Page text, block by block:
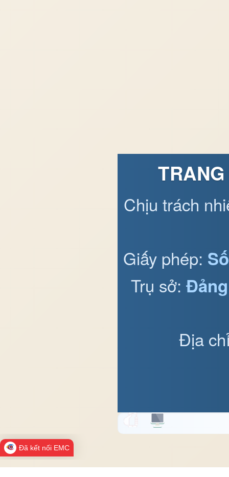
Chịu trách
Giấy phép:
Trụ sở:
Địa
Đã kết nối EMC